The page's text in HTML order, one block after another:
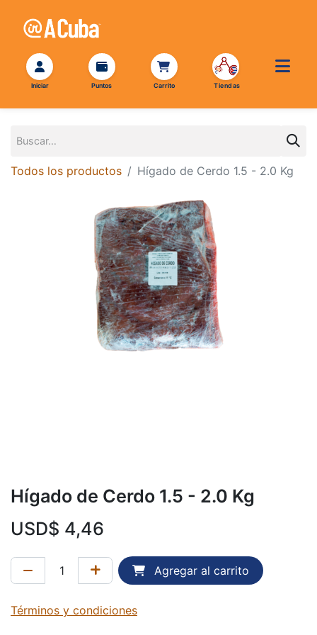
Todos los productos Hígado de Cerdo 1.5 - 2.0 Kg
Hígado de Cerdo 1.5 - 2.0 Kg
USD$ 4,46
Agregar al carrito
Términos y condiciones